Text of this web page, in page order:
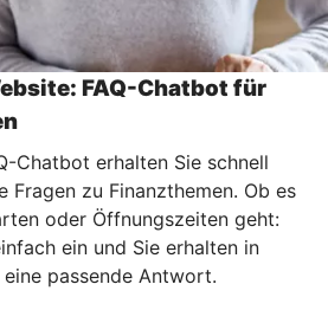
FAQ-Chatbot für
Chatbot erhalten Sie schnell
zu Finanzthemen. Ob es
oder Öffnungszeiten geht:
ein und Sie erhalten in
passende Antwort.